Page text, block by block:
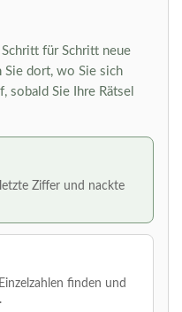
für Schritt neue
Sie dort, wo Sie sich
sobald Sie Ihre Rätsel
Ziffer und nackte
finden und